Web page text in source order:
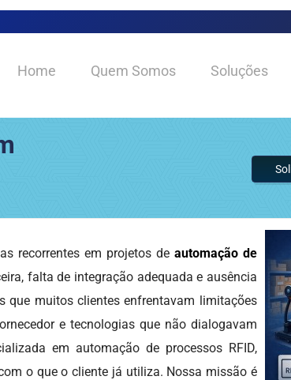
Home Quem Somos Soluções
recorrentes em projetos de automação de
falta de integração adequada e ausência
que muitos clientes enfrentavam limitações
e tecnologias que não dialogavam
em automação de processos RFID,
o que o cliente já utiliza. Nossa missão é